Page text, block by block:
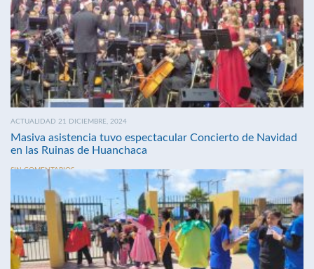
ACTUALIDAD 21 DICIEMBRE, 2024
Masiva asistencia tuvo espectacular Concierto de Navidad
en las Ruinas de Huanchaca
SIN COMENTARIOS